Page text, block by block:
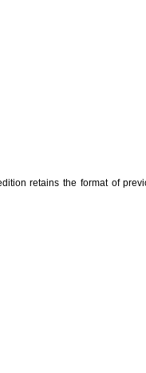
retains the format of